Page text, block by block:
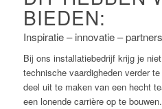
BIEDEN:
Inspiratie – innovatie –
Bij ons installatiebedrijf krijg je
technische vaardigheden verder
deel uit te maken van een hecht
een lonende carrière op te bouwen.